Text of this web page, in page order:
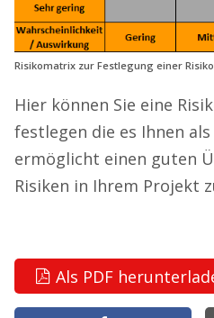
Risikomatrix zur Festlegung einer
Hier können Sie eine
festlegen die es Ihnen
ermöglicht einen guten
Risiken in Ihrem Projekt
Als PDF